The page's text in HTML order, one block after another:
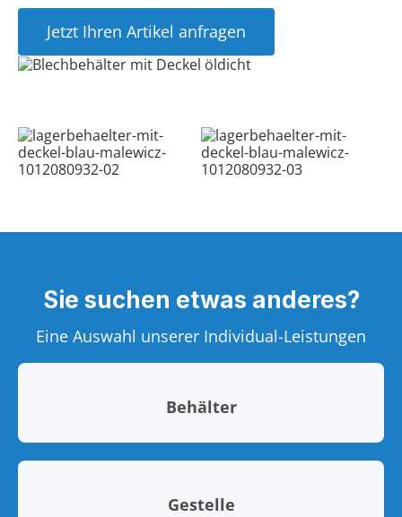
Jetzt Ihren Artikel anfragen
Sie suchen etwas anderes?
Eine Auswahl unserer Individual-Leistungen
Behälter
Gestelle